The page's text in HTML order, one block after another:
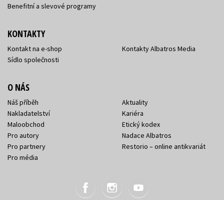
Benefitní a slevové programy
KONTAKTY
Kontakt na e-shop
Sídlo společnosti
Kontakty Albatros Media
O NÁS
Náš příběh
Nakladatelství
Maloobchod
Pro autory
Pro partnery
Pro média
Aktuality
Kariéra
Etický kodex
Nadace Albatros
Restorio – online antikvariát